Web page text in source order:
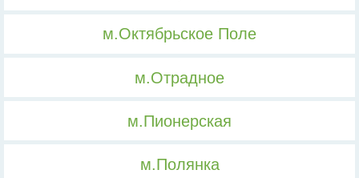
м.Октябрьское Поле
м.Отрадное
м.Пионерская
м.Полянка